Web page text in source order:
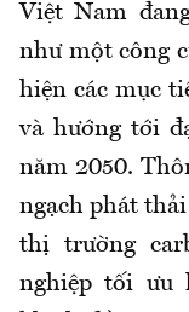
Việt Nam
như một công
hiện các mục
và hướng tới
năm 2050.
ngạch phát
thị trường
nghiệp tối ưu